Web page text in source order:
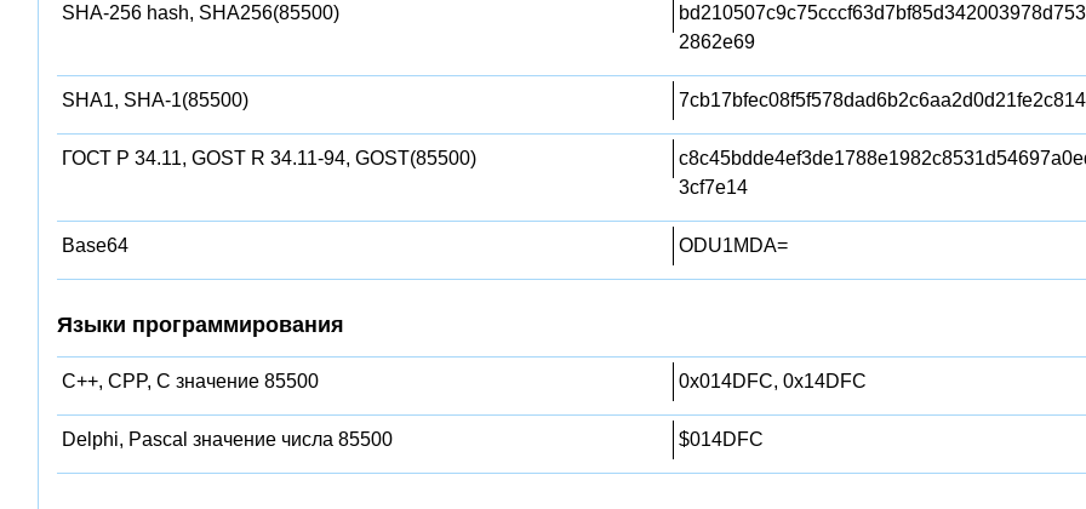
SHA-256 hash, SHA256(85500)
2862e69
SHA1, SHA-1(85500) 7cb17bfec08f5f578dad6b2c6aa2d0d21fe2c814
ГОСТ Р 34.11, GOST R 34.11-94, GOST(85500)
3cf7e14
Base64 ODU1MDA=
Языки программирования
C++, CPP, C значение 85500 0x014DFC, 0x14DFC
Delphi, Pascal значение числа 85500 $014DFC